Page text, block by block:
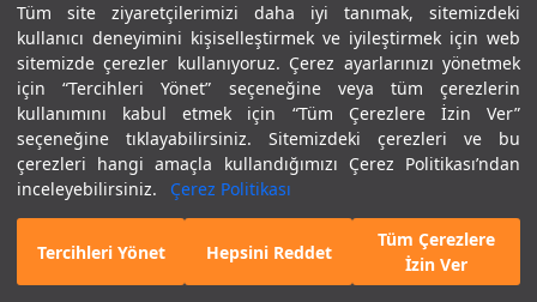
Tüm site ziyaretçilerimizi daha iyi tanımak, sitemizdeki
kullanıcı deneyimini kişiselleştirmek ve iyileştirmek için web
sitemizde çerezler kullanıyoruz. Çerez ayarlarınızı yönetmek
için “Tercihleri Yönet” seçeneğine veya tüm çerezlerin
kullanımını kabul etmek için “Tüm Çerezlere İzin Ver”
seçeneğine tıklayabilirsiniz. Sitemizdeki çerezleri ve bu
çerezleri hangi amaçla kullandığımızı Çerez Politikası’ndan
inceleyebilirsiniz.
Çerez Politikası
Tercihleri Yönet Hepsini Reddet
Tüm Çerezlere
İzin Ver
E-Randevu Hekim Bul
Sık Ziyaret Edilenler
D Vitamini Eksikliği
Skolyoz
Tüp Mide Ameliyatı
Check Up